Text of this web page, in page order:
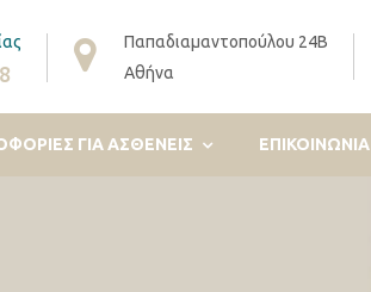
Παπαδιαμαντοπούλου 24Β
Αθήνα
ΓΙΑ ΑΣΘΕΝΕΊΣ ΕΠΙΚΟΙΝΩΝΊΑ